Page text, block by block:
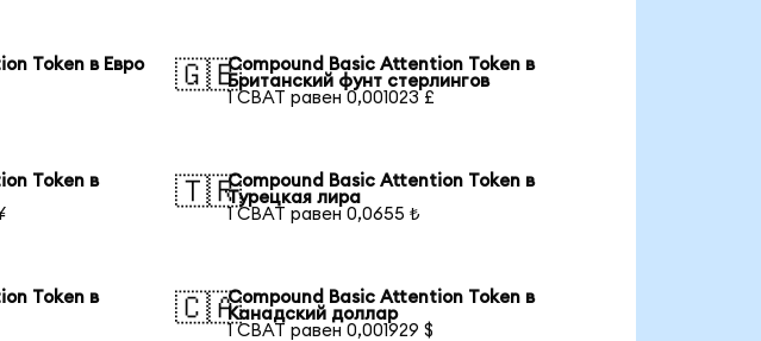
Token в Евро
🇬🇧Compound Basic Attention Token в
Британский фунт стерлингов
1 CBAT равен 0,001023 £
Token в
🇹🇷Compound Basic Attention Token в
Турецкая лира
1 CBAT равен 0,0655 ₺
Token в
🇨🇦Compound Basic Attention Token в
Канадский доллар
1 CBAT равен 0,001929 $